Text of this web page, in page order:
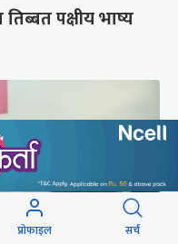
तिब्बत पक्षीय भाष्य
प्रोफाइल सर्च